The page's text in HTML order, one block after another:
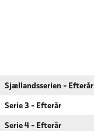
Sjællandsserien - Efterår
Serie 3 - Efterår
Serie 4 - Efterår